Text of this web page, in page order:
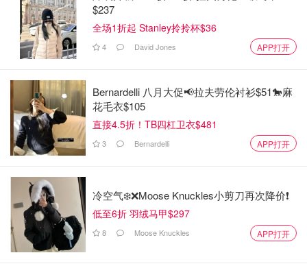
小时.
48小时后准备开熬.
红枣去核，核桃.
$237
全场1折起 Stanley拎拎杯$36
4 David Jones APP打开
Bernardelli 八月大促📢拉夫劳伦衬衫$51🐎麻
花毛衣$105
直接4.5折！TB四杠卫衣$481
3 Bernardelli APP打开
冷空气❄️❌️Moose Knuckles小剪刀再次降价❗️
低至6折 羽绒马甲$297
8 Moose Knuckles APP打开